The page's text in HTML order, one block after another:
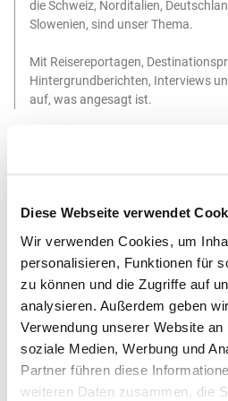
Diese Webseite verwendet
Wir verwenden Cookies, um
personalisieren, Funktionen für
zu können und die Zugriffe auf
analysieren. Außerdem geben
Verwendung unserer Website
soziale Medien, Werbung und
Partner führen diese
weiteren Daten zusammen, die
die Schweiz, Norditalien,
Slowenien, sind unser Thema.
Mit Reisereportagen,
Hintergrundberichten, Interviews
auf, was angesagt ist.
Sichere
Bezahlen Sie sicher
Nähe